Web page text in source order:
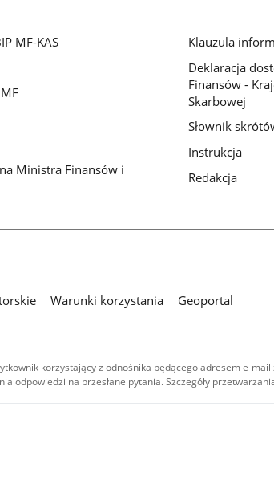
MF-KAS
Ministra Finansów i
Klauzula
Deklaracja
Finansów -
Skarbowej
Słownik
Instrukcja
Redakcja
Warunki korzystania
Geoportal
korzystający z odnośnika będącego adresem e-
odpowiedzi na przesłane pytania. Szczegóły
są
samych
audio i wideo,
niekomercyjne -
inaczej.